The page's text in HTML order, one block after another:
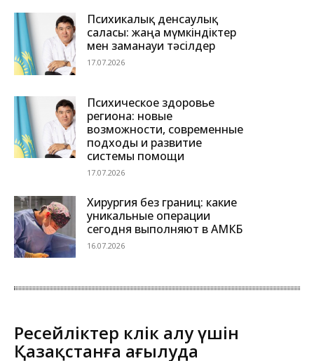
Психикалық денсаулық
саласы: жаңа мүмкіндіктер
мен заманауи тәсілдер
17.07.2026
Психическое здоровье
региона: новые
возможности, современные
подходы и развитие
системы помощи
17.07.2026
Хирургия без границ: какие
уникальные операции
сегодня выполняют в АМКБ
16.07.2026